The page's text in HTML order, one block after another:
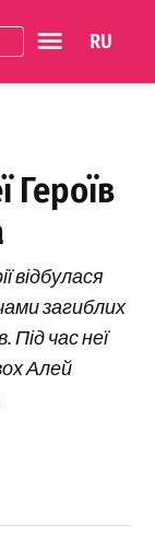
Героїв
відбулася
загиблих
Під час неї
Алей